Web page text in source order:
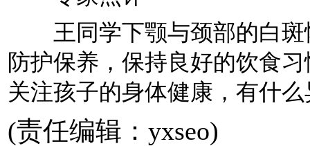
王同学下颚与颈部的白斑
防护保养，保持良好的饮食
关注孩子的身体健康，有什
(责任编辑：yxseo)